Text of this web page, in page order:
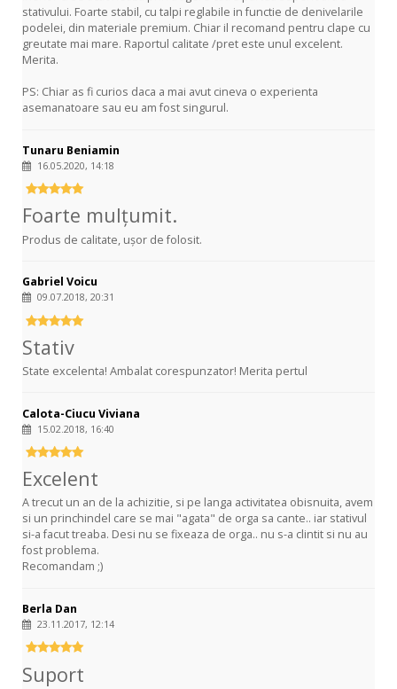
stativului. Foarte stabil, cu talpi reglabile in functie de denivelarile
podelei, din materiale premium. Chiar il recomand pentru clape cu
greutate mai mare. Raportul calitate /pret este unul excelent.
Merita.
PS: Chiar as fi curios daca a mai avut cineva o experienta
asemanatoare sau eu am fost singurul.
Tunaru Beniamin
16.05.2020, 14:18
Foarte mulțumit.
Produs de calitate, ușor de folosit.
Gabriel Voicu
09.07.2018, 20:31
Stativ
State excelenta! Ambalat corespunzator! Merita pertul
Calota-Ciucu Viviana
15.02.2018, 16:40
Excelent
A trecut un an de la achizitie, si pe langa activitatea obisnuita, avem
si un princhindel care se mai "agata" de orga sa cante.. iar stativul
si-a facut treaba. Desi nu se fixeaza de orga.. nu s-a clintit si nu au
fost problema.
Recomandam ;)
Berla Dan
23.11.2017, 12:14
Suport